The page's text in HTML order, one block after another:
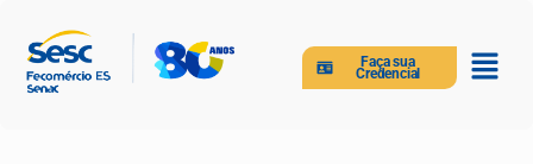
Faça sua
Credencial